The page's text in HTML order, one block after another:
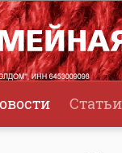
Статьи